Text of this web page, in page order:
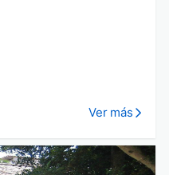
Ver más